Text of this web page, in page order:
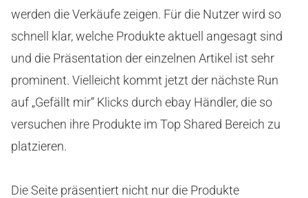
werden die Verkäufe zeigen. Für die Nutzer wird so
schnell klar, welche Produkte aktuell angesagt sind
und die Präsentation der einzelnen Artikel ist sehr
prominent. Vielleicht kommt jetzt der nächste Run
auf „Gefällt mir“ Klicks durch ebay Händler, die so
versuchen ihre Produkte im Top Shared Bereich zu
platzieren.
Die Seite präsentiert nicht nur die Produkte